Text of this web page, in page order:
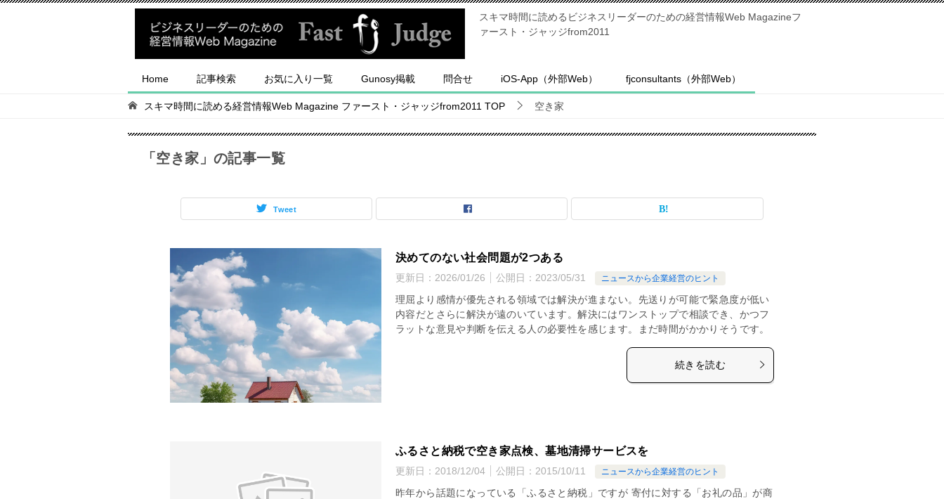
スキマ時間に読めるビジネスリーダーのための経営情報Web Magazineフ
ァースト・ジャッジfrom2011
Home 記事検索 お気に入り一覧 Gunosy掲載 問合せ iOS-App（外部Web） fjconsultants（外部Web）
スキマ時間に読める経営情報Web Magazine ファースト・ジャッジfrom2011 TOP 空き家
「空き家」の記事一覧
Tweet
決めてのない社会問題が2つある
更新日： 2026/01/26 公開日： 2023/05/31 ニュースから企業経営のヒント
理屈より感情が優先される領域では解決が進まない。先送りが可能で緊急度が低い
内容だとさらに解決が遠のいています。解決にはワンストップで相談でき、かつフ
ラットな意見や判断を伝える人の必要性を感じます。まだ時間がかかりそうです。
続きを読む
ふるさと納税で空き家点検、墓地清掃サービスを
更新日： 2018/12/04 公開日： 2015/10/11 ニュースから企業経営のヒント
昨年から話題になっている「ふるさと納税」ですが 寄付に対する「お礼の品」が商